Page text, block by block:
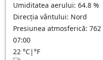
Umiditatea aerului: 64.8 %
Direcția vântului: Nord
Presiunea atmosferică: 762
07:00
22 °C|°F